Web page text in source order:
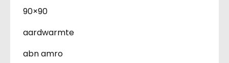
90×90
aardwarmte
abn amro